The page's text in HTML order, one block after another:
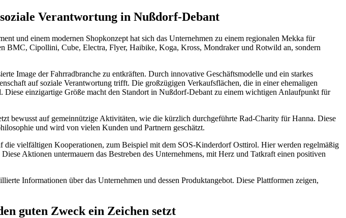
Verantwortung in Nußdorf-Debant
und einem modernen Shopkonzept hat sich das Unternehmen zu einem regionalen Mekka für
BMC, Cipollini, Cube, Electra, Flyer, Haibike, Koga, Kross, Mondraker und Rotwild an, sondern
Image der Fahrradbranche zu entkräften. Durch innovative Geschäftsmodelle und ein starkes
auf soziale Verantwortung trifft. Die großzügigen Verkaufsflächen, die in einer ehemaligen
einzigartige Größe macht den Standort in Nußdorf-Debant zu einem wichtigen Anlaufpunkt für
bewusst auf gemeinnützige Aktivitäten, wie die kürzlich durchgeführte Rad-Charity für Hanna. Diese
und wird von vielen Kunden und Partnern geschätzt.
vielfältigen Kooperationen, zum Beispiel mit dem SOS-Kinderdorf Osttirol. Hier werden regelmäßig
Aktionen untermauern das Bestreben des Unternehmens, mit Herz und Tatkraft einen positiven
Informationen über das Unternehmen und dessen Produktangebot. Diese Plattformen zeigen,
guten Zweck ein Zeichen setzt